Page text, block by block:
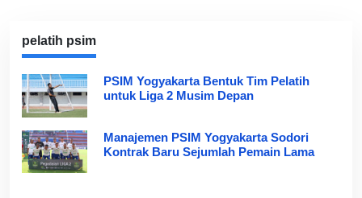
pelatih psim
PSIM Yogyakarta Bentuk Tim Pelatih
untuk Liga 2 Musim Depan
Manajemen PSIM Yogyakarta Sodori
Kontrak Baru Sejumlah Pemain Lama